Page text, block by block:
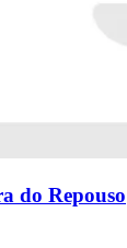
do Repouso